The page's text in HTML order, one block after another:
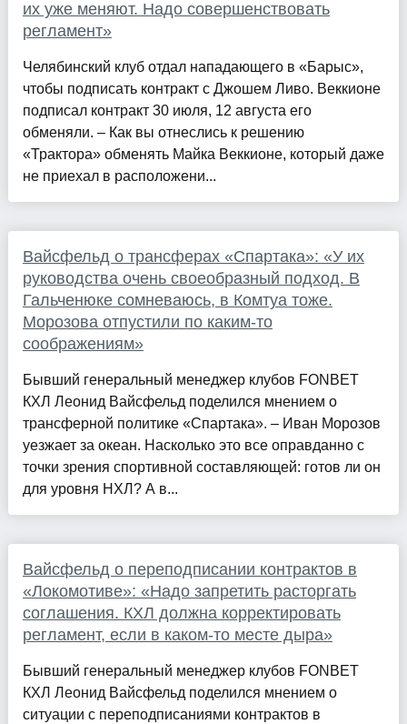
их уже меняют. Надо совершенствовать
регламент»
Челябинский клуб отдал нападающего в «Барыс»,
чтобы подписать контракт с Джошем Ливо. Веккионе
подписал контракт 30 июля, 12 августа его
обменяли. – Как вы отнеслись к решению
«Трактора» обменять Майка Веккионе, который даже
не приехал в расположени...
Вайсфельд о трансферах «Спартака»: «У их
руководства очень своеобразный подход. В
Гальченюке сомневаюсь, в Комтуа тоже.
Морозова отпустили по каким-то
соображениям»
Бывший генеральный менеджер клубов FONBET
КХЛ Леонид Вайсфельд поделился мнением о
трансферной политике «Спартака». – Иван Морозов
уезжает за океан. Насколько это все оправданно с
точки зрения спортивной составляющей: готов ли он
для уровня НХЛ? А в...
Вайсфельд о переподписании контрактов в
«Локомотиве»: «Надо запретить расторгать
соглашения. КХЛ должна корректировать
регламент, если в каком-то месте дыра»
Бывший генеральный менеджер клубов FONBET
КХЛ Леонид Вайсфельд поделился мнением о
ситуации с переподписаниями контрактов в